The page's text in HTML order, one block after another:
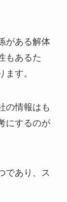
がある解体
もあるた
す。
の情報はも
にするのが
であり、ス